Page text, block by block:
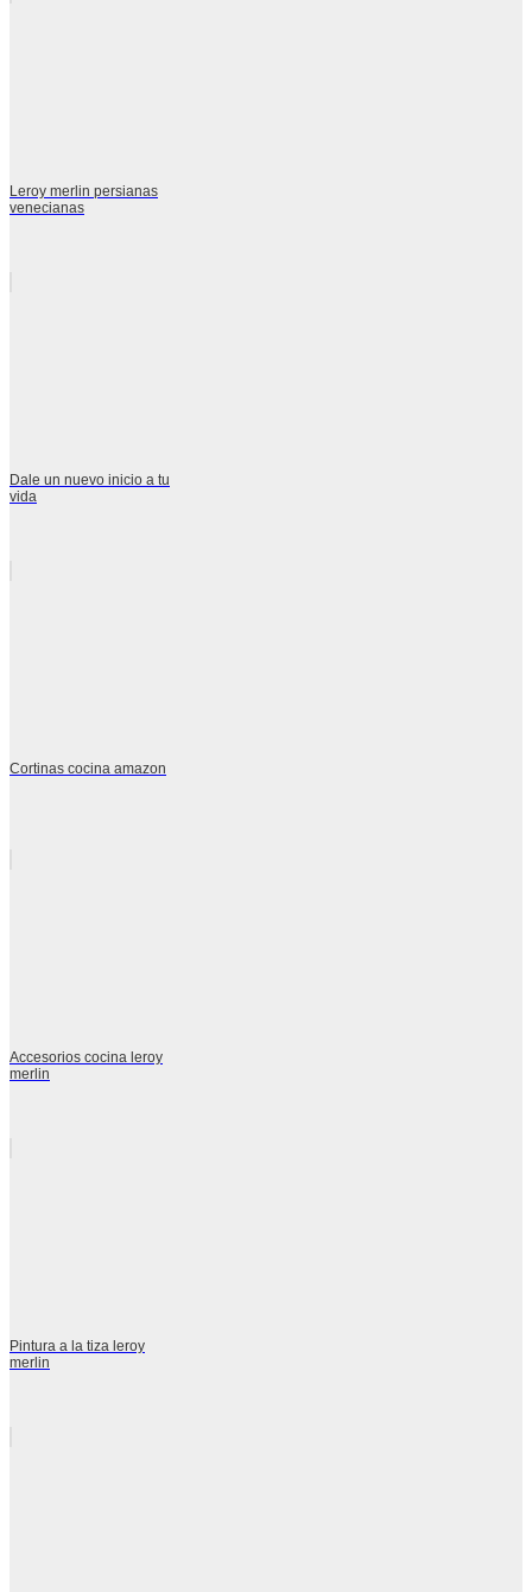
Leroy merlin persianas
venecianas
Dale un nuevo inicio a tu
vida
Cortinas cocina amazon
Accesorios cocina leroy
merlin
Pintura a la tiza leroy
merlin